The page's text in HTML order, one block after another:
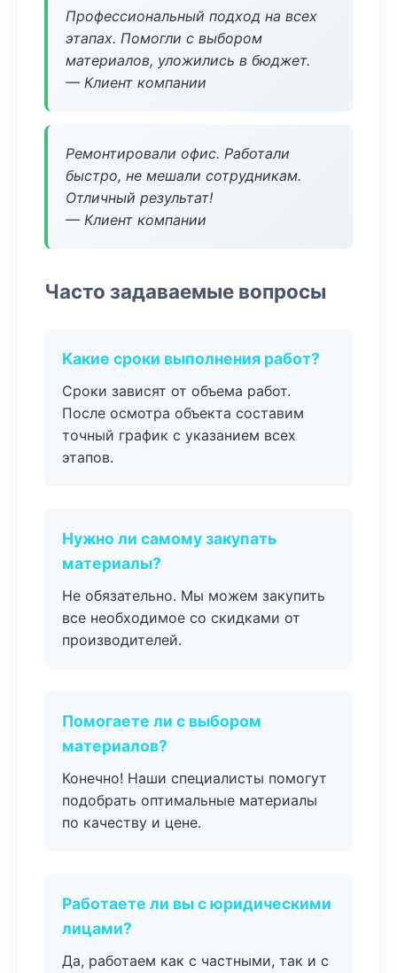
Профессиональный подход на всех
этапах. Помогли с выбором
материалов, уложились в бюджет.
— Клиент компании
Ремонтировали офис. Работали
быстро, не мешали сотрудникам.
Отличный результат!
— Клиент компании
Часто задаваемые вопросы
Какие сроки выполнения работ?
Сроки зависят от объема работ.
После осмотра объекта составим
точный график с указанием всех
этапов.
Нужно ли самому закупать
материалы?
Не обязательно. Мы можем закупить
все необходимое со скидками от
производителей.
Помогаете ли с выбором
материалов?
Конечно! Наши специалисты помогут
подобрать оптимальные материалы
по качеству и цене.
Работаете ли вы с юридическими
лицами?
Да, работаем как с частными, так и с